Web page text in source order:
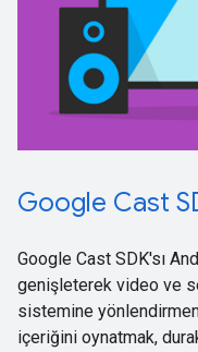
Google Cast
Google Cast SDK'sı
genişleterek video ve
sistemine
içeriğini oynatmak,